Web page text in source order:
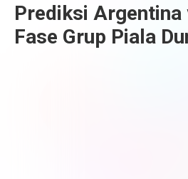
Prediksi
Fase Grup Piala